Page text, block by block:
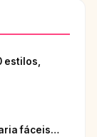
estilos,
fáceis…